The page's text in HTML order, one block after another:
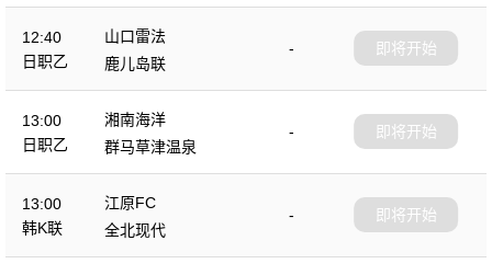
12:40
日职乙
山口雷法
-
鹿儿岛联
即将开始
13:00
日职乙
湘南海洋
-
群马草津温泉
即将开始
13:00
韩K联
江原FC
-
全北现代
即将开始